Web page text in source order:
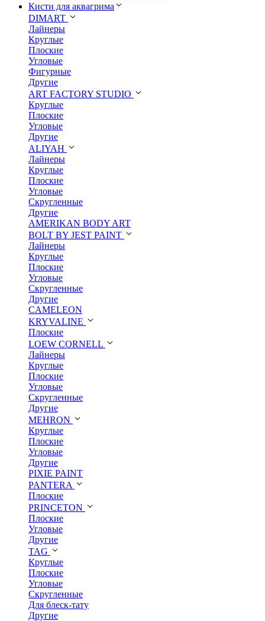
Кисти для аквагрима
DIMART
Лайнеры
Круглые
Плоские
Угловые
Фигурные
Другие
ART FACTORY STUDIO
Круглые
Плоские
Угловые
Другие
ALIYAH
Лайнеры
Круглые
Плоские
Угловые
Скругленные
Другие
AMERIKAN BODY ART
BOLT BY JEST PAINT
Лайнеры
Круглые
Плоские
Угловые
Скругленные
Другие
CAMELEON
KRYVALINE
Плоские
LOEW CORNELL
Лайнеры
Круглые
Плоские
Угловые
Скругленные
Другие
MEHRON
Круглые
Плоские
Угловые
Другие
PIXIE PAINT
PANTERA
Плоские
PRINCETON
Плоские
Угловые
Другие
TAG
Круглые
Плоские
Угловые
Скругленные
Для блеск-тату
Другие